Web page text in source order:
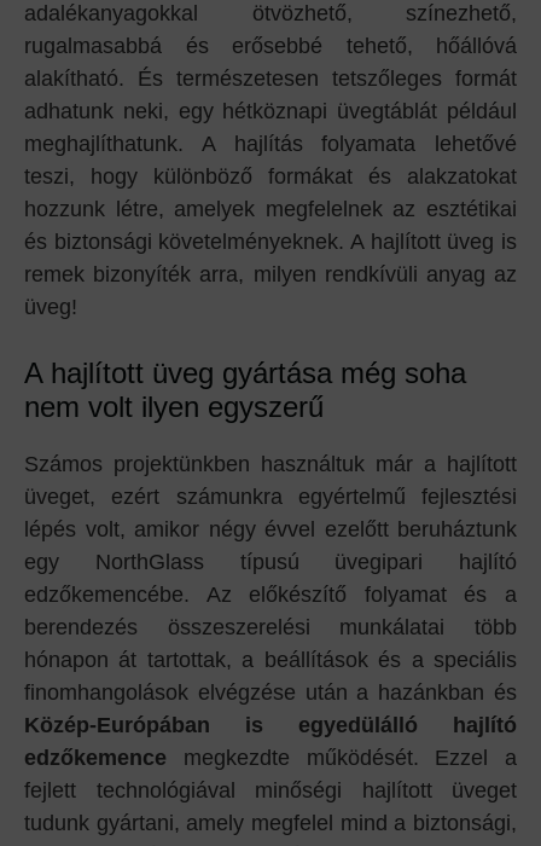
adalékanyagokkal ötvözhető, színezhető,
rugalmasabbá és erősebbé tehető, hőállóvá
alakítható. És természetesen tetszőleges formát
adhatunk neki, egy hétköznapi üvegtáblát például
meghajlíthatunk. A hajlítás folyamata lehetővé
teszi, hogy különböző formákat és alakzatokat
hozzunk létre, amelyek megfelelnek az esztétikai
és biztonsági követelményeknek. A hajlított üveg is
remek bizonyíték arra, milyen rendkívüli anyag az
üveg!
A hajlított üveg gyártása még soha
nem volt ilyen egyszerű
Számos projektünkben használtuk már a hajlított
üveget, ezért számunkra egyértelmű fejlesztési
lépés volt, amikor négy évvel ezelőtt beruháztunk
egy NorthGlass típusú üvegipari hajlító
edzőkemencébe. Az előkészítő folyamat és a
berendezés összeszerelési munkálatai több
hónapon át tartottak, a beállítások és a speciális
finomhangolások elvégzése után a hazánkban és
Közép-Európában is egyedülálló hajlító
edzőkemence megkezdte működését. Ezzel a
fejlett technológiával minőségi hajlított üveget
tudunk gyártani, amely megfelel mind a biztonsági,